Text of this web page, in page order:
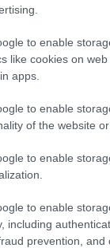
to enable
like cookies on
apps.
to enable
of the website or
to enable
to enable
including
prevention, and
su